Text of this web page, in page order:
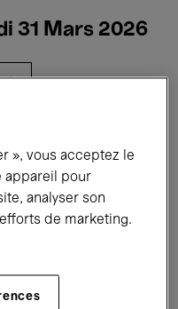
31 Mars 2026
Performances
Jazz
», vous acceptez le
appareil pour
analyser son
de marketing.